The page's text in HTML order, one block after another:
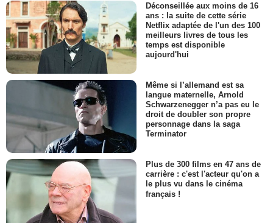
Déconseillée aux moins de 16
ans : la suite de cette série
Netflix adaptée de l'un des 100
meilleurs livres de tous les
temps est disponible
aujourd'hui
Même si l’allemand est sa
langue maternelle, Arnold
Schwarzenegger n’a pas eu le
droit de doubler son propre
personnage dans la saga
Terminator
Plus de 300 films en 47 ans de
carrière : c'est l'acteur qu'on a
le plus vu dans le cinéma
français !